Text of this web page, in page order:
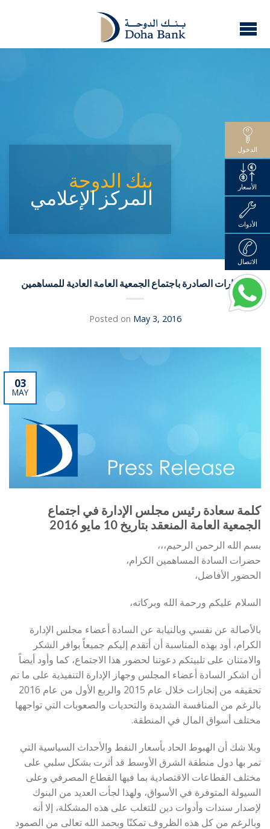
بنك الدوحة
المركز الإعلامي
القرارات الصادرة باجتماع الجمعية العامة العادية للمساهمين
Posted on May 3, 2016
03
MAY
كلمة سعادة رئيس مجلس الإدارة في اجتماع
الجمعية العامة المنعقد بتاريخ 10 مايو 2016
بسم الله الرحمن الرحيم،،،
حضرات السادة المساهمين الكرام،
الحضور الأفاضل،
السلام عليكم ورحمة الله وبركاته،
بالأصالة عن نفسي وبالنيابة عن السادة أعضاء مجلس الإدارة
الكرام، أود بهذه المناسبة أن أتقدم إليكم جميعاً بوافر الشكر
والامتنان على تلبيتكم دعوتنا لحضور هذا الاجتماع، كما وأود أيضاً
أن اشكر السادة أعضاء المجلس وجهاز الإدارة التنفيذية على ما تم
تحقيقه من إنجازات خلال عام 2015 والربع الأول من عام 2016
بالرغم من المنافسة الشديدة والتحديات والصعوبات التي تواجهها
مختلف أسواق المال في المنطقة.
وبلا شك أن الهبوط الحاد بأسعار النفط والأحداث السياسية التي
تمر بها دول منطقة الشرق الأوسط قد أثرت بشكل سلبي على
مختلف القطاعات الاقتصادية بما فيها القطاع المصرفي وعلى
السيولة المتوفرة في الأسواق، ولهذا لجأت العديد من البنوك
لإصدار سندات وأدوات دين للتغلب على هذه المشكلة، إلا أنه
وبالرغم من كل هذه الظروف تمكنّا وبحمد الله تعالى من الصمود
الدخول
الأسعار
الأدوات
الاتصال